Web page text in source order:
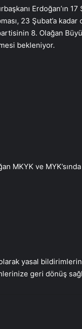
Erdoğan’ın
23 Şubat’a
8. Olağan
bekleniyor.
MKYK ve
yasal
geri dönüş
Yol